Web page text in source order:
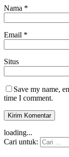
Nama *
Email *
Situs
Save my name,
time I comment.
loading...
Cari untuk: